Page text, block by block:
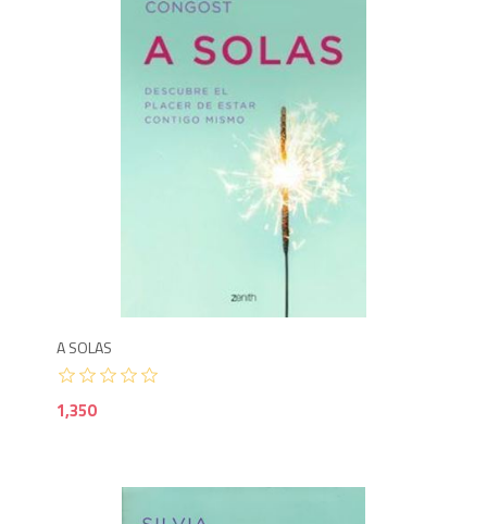
A SOLAS
1,350